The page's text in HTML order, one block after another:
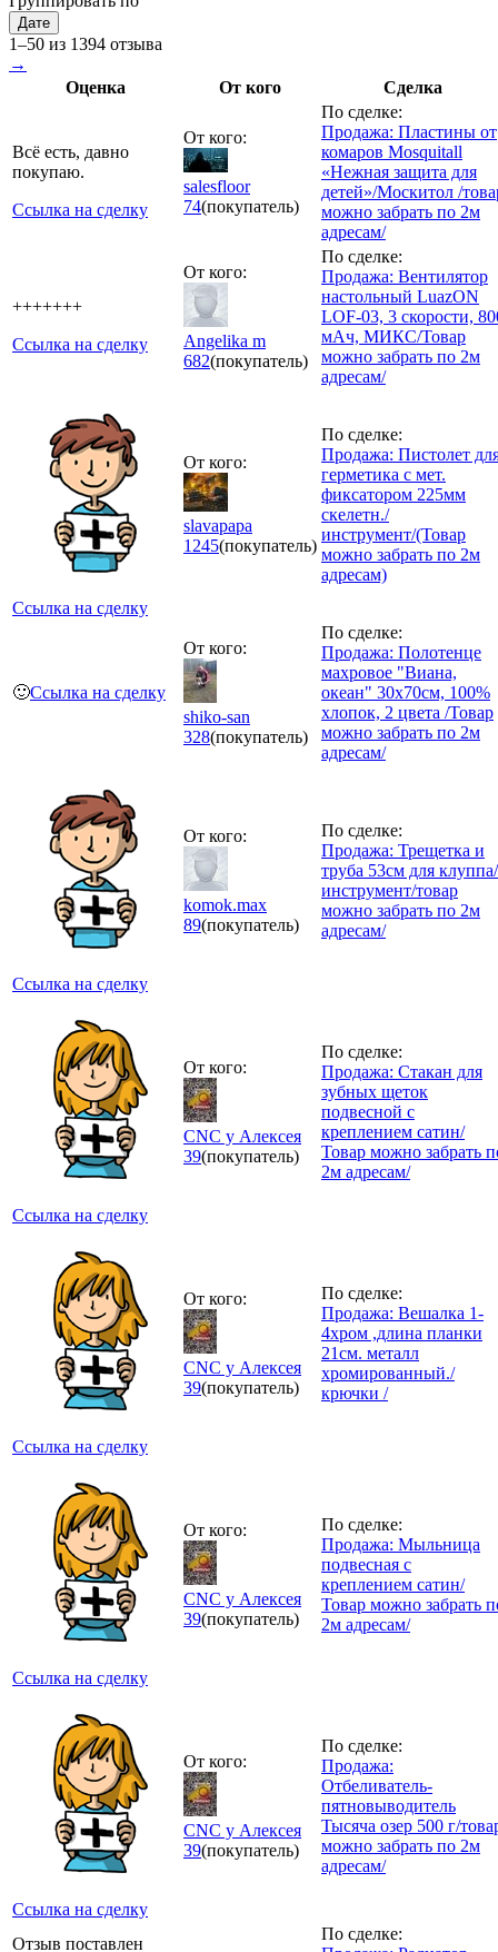
Дате
1–50 из 1394 отзыва
→
Оценка
От кого Сделка
Всё есть, давно
покупаю.
Ссылка на сделку
От кого:
salesfloor
74(покупатель)
По сделке:
Продажа: Пластины от
комаров Mosquitall
«Нежная защита для
детей»/Москитол /
можно забрать по 2м
адресам/
+++++++
Ссылка на сделку
От кого:
Angelika m
682(покупатель)
По сделке:
Продажа: Вентилятор
настольный LuazON
LOF-03, 3 скорости,
мАч, МИКС/Товар
можно забрать по 2м
адресам/
Ссылка на сделку
От кого:
slavapapa
1245(покупатель)
По сделке:
Продажа: Пистолет
герметика с мет.
фиксатором 225мм
скелетн./
инструмент/(Товар
можно забрать по 2м
адресам)
🙂Ссылка на сделку
От кого:
shiko-san
328(покупатель)
По сделке:
Продажа: Полотенце
махровое "Виана,
океан" 30х70см, 100%
хлопок, 2 цвета /Товар
можно забрать по 2м
адресам/
Ссылка на сделку
От кого:
komok.max
89(покупатель)
По сделке:
Продажа: Трещетка и
труба 53см для клуппа/
инструмент/товар
можно забрать по 2м
адресам/
Ссылка на сделку
От кого:
CNC у Алексея
39(покупатель)
По сделке:
Продажа: Стакан для
зубных щеток
подвесной с
креплением сатин/
Товар можно забрать
2м адресам/
Ссылка на сделку
От кого:
CNC у Алексея
39(покупатель)
По сделке:
Продажа: Вешалка 1-
4хром ,длина планки
21см. металл
хромированный./
крючки /
Ссылка на сделку
От кого:
CNC у Алексея
39(покупатель)
По сделке:
Продажа: Мыльница
подвесная с
креплением сатин/
Товар можно забрать
2м адресам/
Ссылка на сделку
От кого:
CNC у Алексея
39(покупатель)
По сделке:
Продажа:
Отбеливатель-
пятновыводитель
Тысяча озер 500 г/
можно забрать по 2м
адресам/
Отзыв поставлен
По сделке: